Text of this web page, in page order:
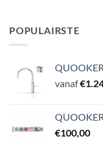
POPULAIRSTE
vanaf€
€100,00